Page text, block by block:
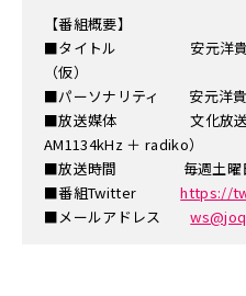
【番組概要】
■タイトル 安元洋貴の
（仮）
■パーソナリティ 安元洋貴
■放送媒体 文化放送 （
AM1134kHz ＋ radiko）
■放送時間 毎週土曜日
■番組Twitterhttps://
■メールアドレス